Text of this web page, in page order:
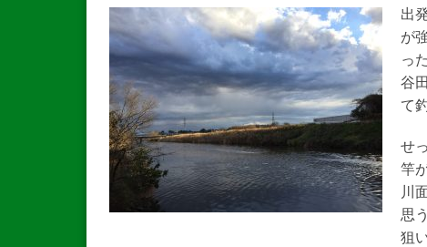
出
が
っ
谷
て
せ
竿
川
思
狙